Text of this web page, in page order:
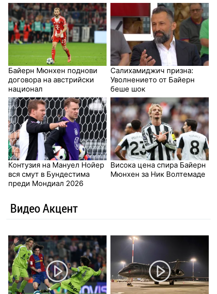
Байерн Мюнхен поднови
договора на австрийски
национал
Салихамиджич призна:
Уволнението от Байерн
беше шок
Контузия на Мануел Нойер
вся смут в Бундестима
преди Мондиал 2026
Висока цена спира Байерн
Мюнхен за Ник Волтемаде
Видео Акцент